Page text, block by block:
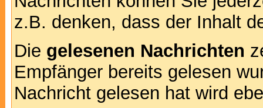
z.B. denken, dass der Inhalt
Die gelesenen Nachrichten
Empfänger bereits gelesen
Nachricht gelesen hat wird